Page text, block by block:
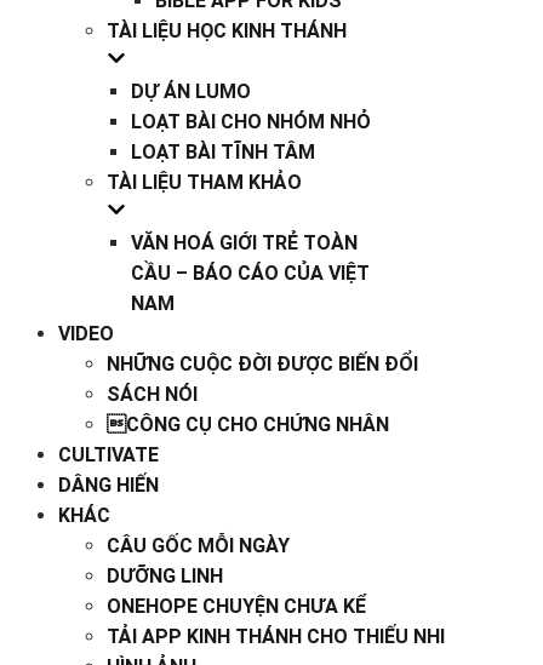
TÀI LIỆU HỌC KINH THÁNH
DỰ ÁN LUMO
LOẠT BÀI CHO NHÓM NHỎ
LOẠT BÀI TĨNH TÂM
TÀI LIỆU THAM KHẢO
VĂN HOÁ GIỚI TRẺ TOÀN
CẦU – BÁO CÁO CỦA VIỆT
NAM
VIDEO
NHỮNG CUỘC ĐỜI ĐƯỢC BIẾN ĐỔI
SÁCH NÓI
CÔNG CỤ CHO CHỨNG NHÂN
CULTIVATE
DÂNG HIẾN
KHÁC
CÂU GỐC MỖI NGÀY
DƯỠNG LINH
ONEHOPE CHUYỆN CHƯA KỂ
TẢI APP KINH THÁNH CHO THIẾU NHI